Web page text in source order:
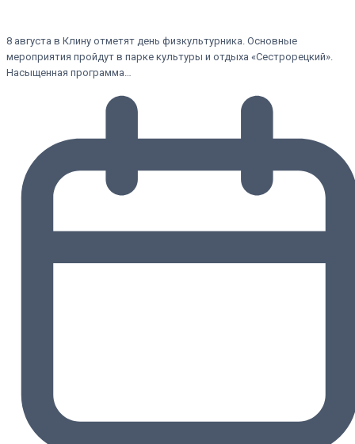
8 августа в Клину отметят день физкультурника. Основные
мероприятия пройдут в парке культуры и отдыха «Сестрорецкий».
Насыщенная программа…